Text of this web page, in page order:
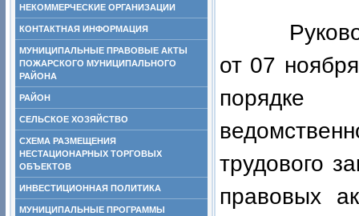
НЕКОММЕРЧЕСКИЕ ОРГАНИЗАЦИИ
КОНТАКТНАЯ ИНФОРМАЦИЯ
МУНИЦИПАЛЬНЫЕ ПРАВОВЫЕ АКТЫ
ПОЖАРСКОГО МУНИЦИПАЛЬНОГО
РАЙОНА
РАЙОН
СЕЛЬСКОЕ ХОЗЯЙСТВО
СХЕМА РАЗМЕЩЕНИЯ
НЕСТАЦИОНАРНЫХ ТОРГОВЫХ
ОБЪЕКТОВ
ИНВЕСТИЦИОННАЯ ПОЛИТИКА
МУНИЦИПАЛЬНЫЕ ПРОГРАММЫ
от 07
порядке
трудового
правовых